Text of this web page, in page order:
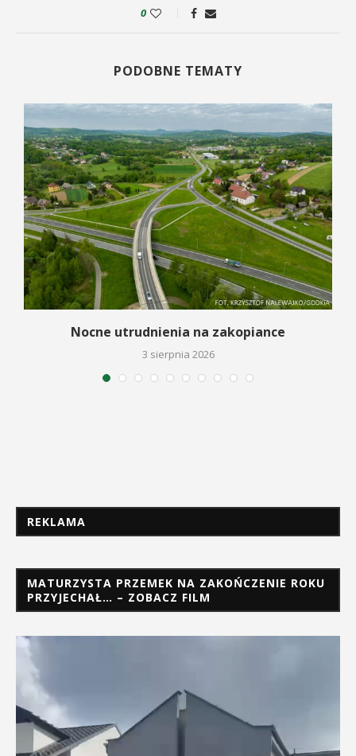
0
PODOBNE TEMATY
Nocne utrudnienia na zakopiance
3 sierpnia 2026
REKLAMA
MATURZYSTA PRZEMEK NA ZAKOŃCZENIE ROKU
PRZYJECHAŁ… – ZOBACZ FILM
Odtwarzacz